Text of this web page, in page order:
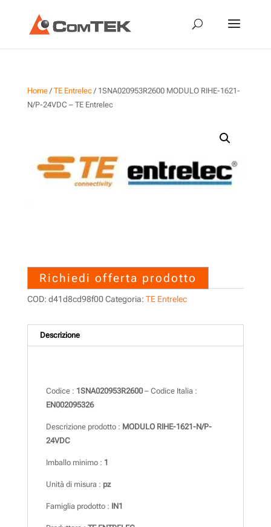
Home/ TE Entrelec/ 1SNA020953R2600 MODULO RIHE-1621-
N/P-24VDC – TE Entrelec
Richiedi offerta prodotto
COD: d41d8cd98f00 Categoria: TE Entrelec
Descrizione
Codice : 1SNA020953R2600– Codice Italia :
EN002095326
Descrizione prodotto : MODULO RIHE-1621-N/P-
24VDC
Imballo minimo : 1
Unità di misura : pz
Famiglia prodotto : IN1